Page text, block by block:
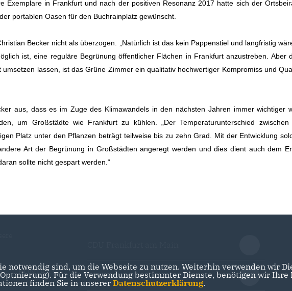
Exemplare in Frankfurt und nach der positiven Resonanz 2017 hatte sich der
portablen Oasen für den Buchrainplatz gewünscht.
Becker nicht als überzogen. „Natürlich ist das kein Pappenstiel und langfristig
ist, eine reguläre Begrünung öffentlicher Flächen in Frankfurt anzustreben. Aber
lassen, ist das Grüne Zimmer ein qualitativ hochwertiger Kompromiss und
aus, dass es im Zuge des Klimawandels in den nächsten Jahren immer wichtiger
um Großstädte wie Frankfurt zu kühlen. „Der Temperaturunterschied zwischen
Platz unter den Pflanzen beträgt teilweise bis zu zehn Grad. Mit der Entwicklung
Art der Begrünung in Großstädten angeregt werden und dies dient auch dem
sollte nicht gespart werden.“
KONTAKT CDU Hessen
notwendig sind, um die Webseite zu nutzen. Weiterhin verwenden wir
Für die Verwendung bestimmter Dienste, benötigen wir
finden Sie in unserer Datenschutzerklärung.